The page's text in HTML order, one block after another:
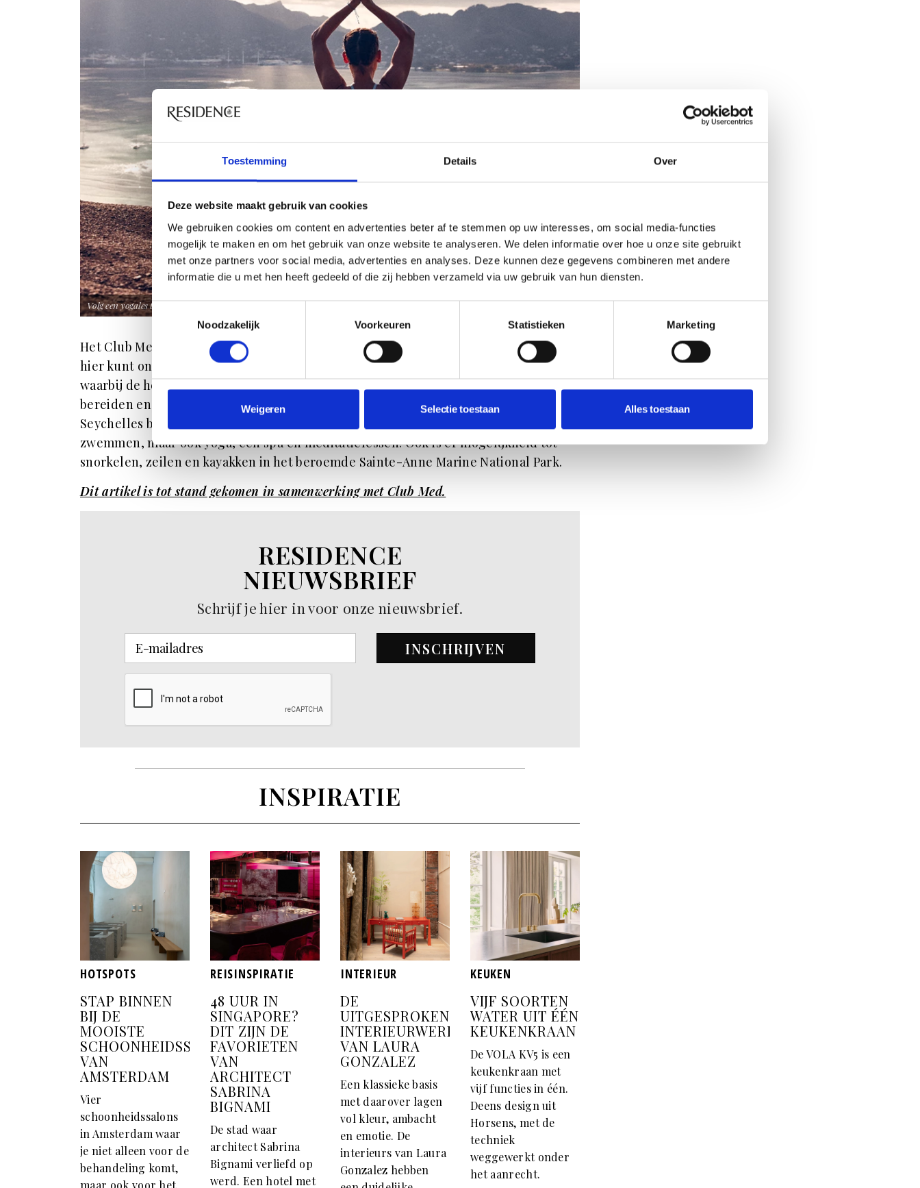
Toestemming Details Over
Deze website maakt gebruik van cookies
We gebruiken cookies om content en advertenties beter af te stemmen op uw interesses, om social media-functies
mogelijk te maken en om het gebruik van onze website te analyseren. We delen informatie over hoe u onze site gebruikt
met onze partners voor social media, advertenties en analyses. Deze kunnen deze gegevens combineren met andere
informatie die u met hen heeft gedeeld of die zij hebben verzameld via uw gebruik van hun diensten.
Toestemmingsselectie
Noodzakelijk
Voorkeuren Statistieken Marketing
Weigeren Selectie toestaan Alles toestaan
Volg een yogales te midden van de natuur op het privéeiland Sainte-Anne.
Het Club Med-resort op de Seychellen zorgt ervoor dat je de authentieke plekken
hier kunt ontdekken. Zo zijn er natuuractiviteiten en worden er hikes georganiseerd
waarbij de hele familie kennismaakt met de biodiversiteit op het eiland, of het
bereiden en proeven van exotische groenten uit de eigen moestuin. Club Med
Seychelles biedt volop plezier voor jong en oud, zoals sportvoorzieningen en
zwemmen, maar ook yoga, een spa en meditatielessen. Ook is er mogelijkheid tot
snorkelen, zeilen en kayakken in het beroemde Sainte-Anne Marine National Park.
Dit artikel is tot stand gekomen in samenwerking met Club Med.
RESIDENCE
NIEUWSBRIEF
Schrijf je hier in voor onze nieuwsbrief.
INSCHRIJVEN
INSPIRATIE
HOTSPOTS
STAP BINNEN
BIJ DE
MOOISTE
SCHOONHEIDSSALONS
VAN
AMSTERDAM
Vier
schoonheidssalons
in Amsterdam waar
je niet alleen voor de
behandeling komt,
maar ook voor het
REISINSPIRATIE
48 UUR IN
SINGAPORE?
DIT ZIJN DE
FAVORIETEN
VAN
ARCHITECT
SABRINA
BIGNAMI
De stad waar
architect Sabrina
Bignami verliefd op
werd. Een hotel met
INTERIEUR
DE
UITGESPROKEN
INTERIEURWERELD
VAN LAURA
GONZALEZ
Een klassieke basis
met daarover lagen
vol kleur, ambacht
en emotie. De
interieurs van Laura
Gonzalez hebben
KEUKEN
VIJF SOORTEN
WATER UIT ÉÉN
KEUKENKRAAN
De VOLA KV5 is een
keukenkraan met
vijf functies in één.
Deens design uit
Horsens, met de
techniek
weggewerkt onder
het aanrecht.